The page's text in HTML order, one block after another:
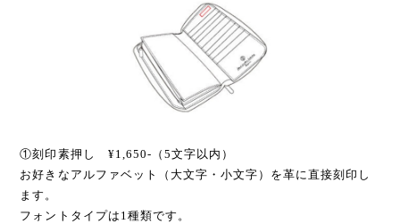
①刻印素押し ¥1,650-（5文字以内）
お好きなアルファベット（大文字・小文字）を革に直接刻印し
ます。
フォントタイプは1種類です。